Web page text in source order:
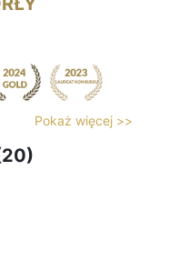
Pokaż więcej >>